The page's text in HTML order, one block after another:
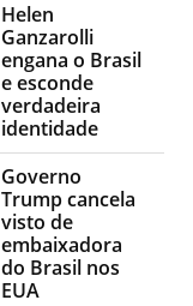
Helen
Ganzarolli
engana o Brasil
e esconde
verdadeira
identidade
Governo
Trump cancela
visto de
embaixadora
do Brasil nos
EUA